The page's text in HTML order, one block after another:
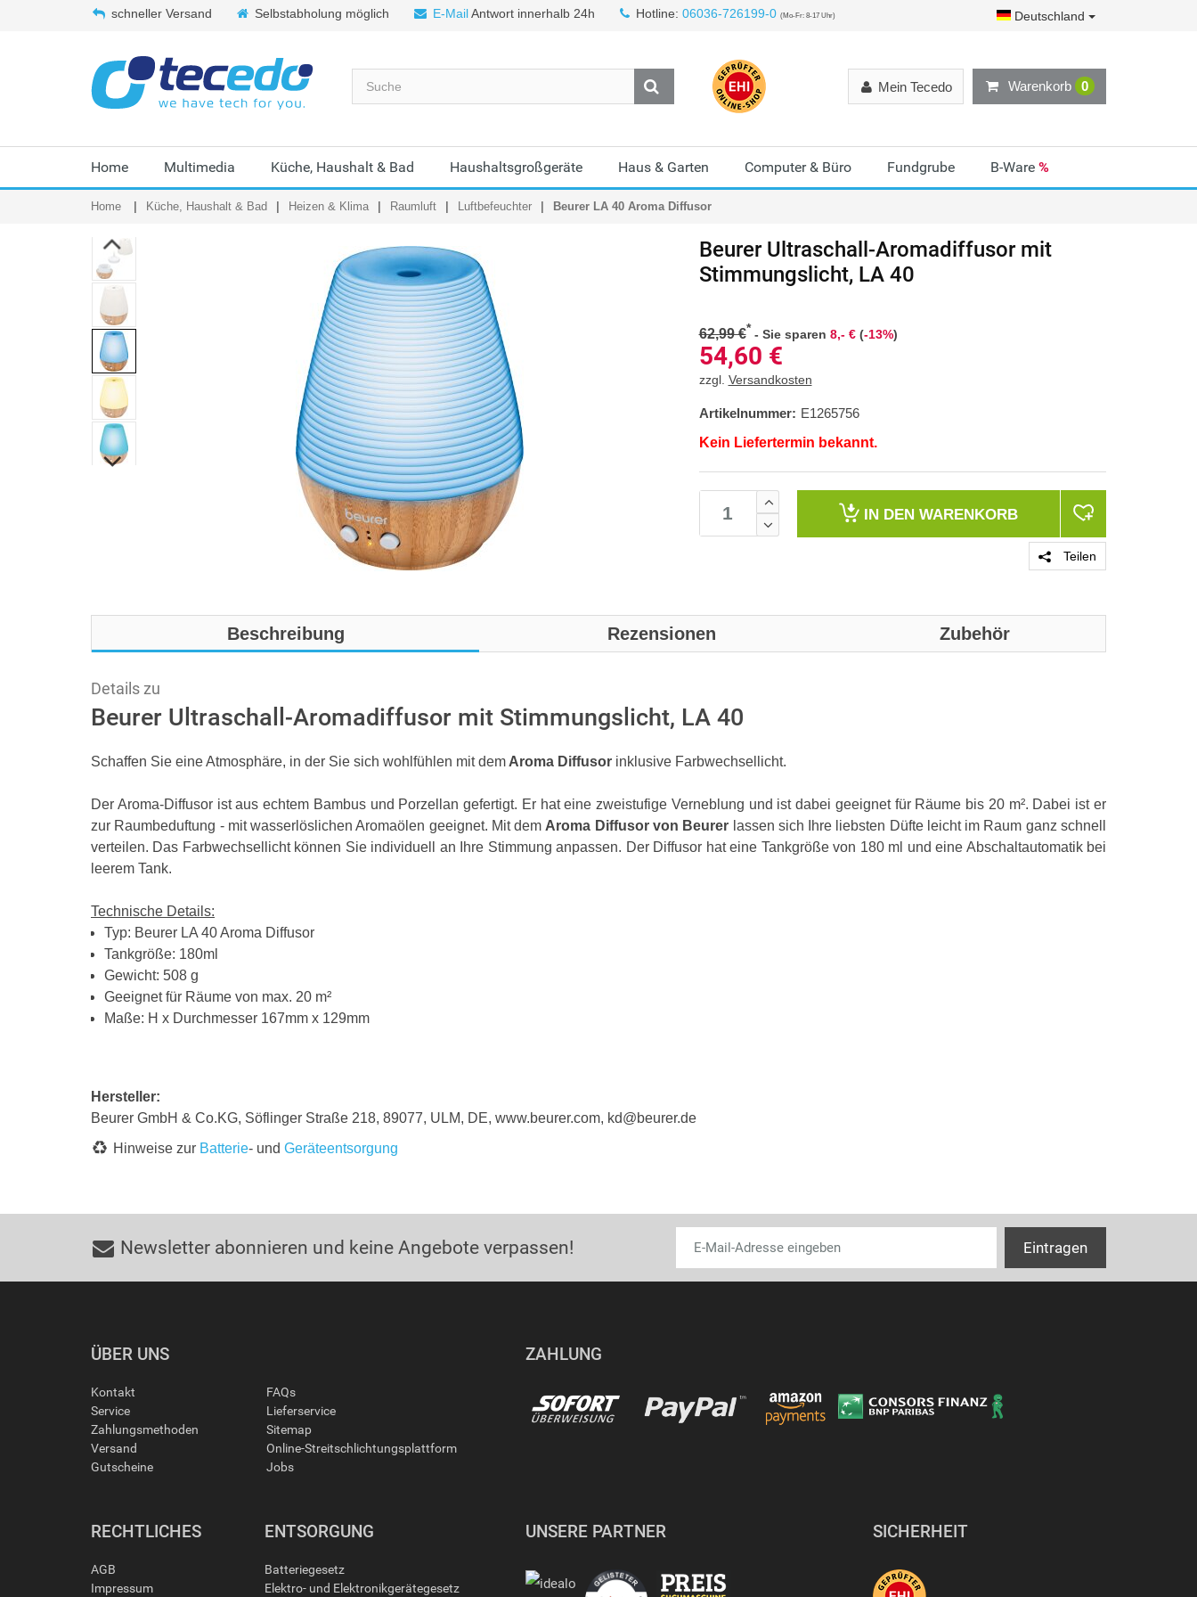
schneller Versand Selbstabholung möglich E-MailAntwort innerhalb 24h Hotline: 06036-726199-0 (Mo-Fr: 8-17 Uhr) Deutschland
Warenkorb 0
Mein Tecedo
Home Multimedia Küche, Haushalt & Bad Haushaltsgroßgeräte Haus & Garten Computer & Büro Fundgrube B-Ware %
Home Küche, Haushalt & Bad Heizen & Klima Raumluft Luftbefeuchter Beurer LA 40 Aroma Diffusor
Beurer Ultraschall-Aromadiffusor mit
Stimmungslicht, LA 40
62,99 €* - Sie sparen 8,- €(-13%)
54,60 €
zzgl. Versandkosten
Artikelnummer: E1265756
Kein Liefertermin bekannt.
IN DEN WARENKORB
Teilen
Beschreibung Rezensionen Zubehör
Details zu
Beurer Ultraschall-Aromadiffusor mit Stimmungslicht, LA 40
Schaffen Sie eine Atmosphäre, in der Sie sich wohlfühlen mit dem Aroma Diffusor inklusive Farbwechsellicht.
Der Aroma-Diffusor ist aus echtem Bambus und Porzellan gefertigt. Er hat eine zweistufige Verneblung und ist dabei geeignet für Räume bis 20 m². Dabei ist er
zur Raumbeduftung - mit wasserlöslichen Aromaölen geeignet. Mit dem Aroma Diffusor von Beurer lassen sich Ihre liebsten Düfte leicht im Raum ganz schnell
verteilen. Das Farbwechsellicht können Sie individuell an Ihre Stimmung anpassen. Der Diffusor hat eine Tankgröße von 180 ml und eine Abschaltautomatik bei
leerem Tank.
Technische Details:
Typ: Beurer LA 40 Aroma Diffusor
Tankgröße: 180ml
Gewicht: 508 g
Geeignet für Räume von max. 20 m²
Maße: H x Durchmesser 167mm x 129mm
Hersteller:
Beurer GmbH & Co.KG, Söflinger Straße 218, 89077, ULM, DE, www.beurer.com, kd@beurer.de
Hinweise zur Batterie- und Geräteentsorgung
Newsletter abonnieren und keine Angebote verpassen!
ÜBER UNS
Kontakt
Service
Zahlungsmethoden
Versand
Gutscheine
FAQs
Lieferservice
Sitemap
Online-Streitschlichtungsplattform
Jobs
ZAHLUNG
RECHTLICHES
AGB
Impressum
ENTSORGUNG
Batteriegesetz
Elektro- und Elektronikgerätegesetz
UNSERE PARTNER SICHERHEIT